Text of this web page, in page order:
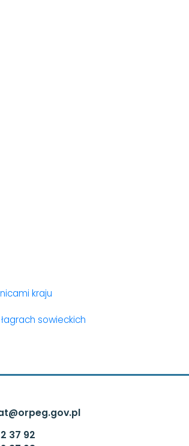
kraju
sowieckich
37 92